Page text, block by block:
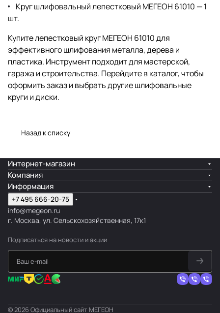
Круг шлифовальный лепестковый МЕГЕОН 61010 — 1
шт.
Купите лепестковый круг МЕГЕОН 61010 для
эффективного шлифования металла, дерева и
пластика. Инструмент подходит для мастерской,
гаража и строительства. Перейдите в каталог, чтобы
оформить заказ и выбрать другие шлифовальные
круги и диски.
Назад к списку
Интернет-магазин
Компания
Информация
+7 495 666-20-75
info@megeon.ru
г. Москва, ул. Сельскохозяйственная, 17к1
Подписаться на новости и акции
© 2026 Официальный сайт МЕГЕОН